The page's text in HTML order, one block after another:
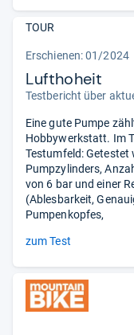
TOUR
Erschienen: 01/2024
Lufthoheit
Testbericht über
Eine gute Pumpe
Hobbywerkstatt. Im
Testumfeld:
Pumpzylinders,
von 6 bar und einer
(Ablesbarkeit,
Pumpenkopfes,
zum Test